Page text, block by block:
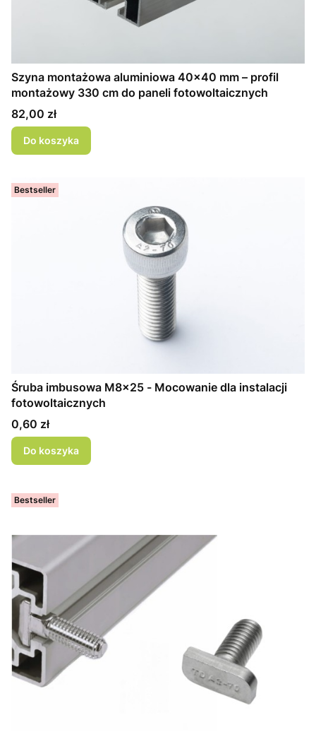
Szyna montażowa aluminiowa 40x40 mm – profil
montażowy 330 cm do paneli fotowoltaicznych
Cena
82,00 zł
Do koszyka
Bestseller
Śruba imbusowa M8x25 - Mocowanie dla instalacji
fotowoltaicznych
Cena
0,60 zł
Do koszyka
Bestseller